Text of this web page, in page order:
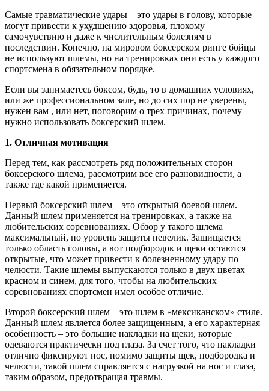
Самые травматические удары – это удары в голову, которые
могут привести к ухудшению здоровья, плохому
самочувствию и даже к числительным болезням в
последствии. Конечно, на мировом боксерском ринге бойцы
не используют шлемы, но на тренировках они есть у каждого
спортсмена в обязательном порядке.
Если вы занимаетесь боксом, будь, то в домашних условиях,
или же профессиональном зале, но до сих пор не уверены,
нужен вам , или нет, поговорим о трех причинах, почему
нужно использовать боксерский шлем.
1. Отличная мотивация
Перед тем, как рассмотреть ряд положительных сторон
боксерского шлема, рассмотрим все его разновидности, а
также где какой применяется.
Первый боксерский шлем – это открытый боевой шлем.
Данный шлем применяется на тренировках, а также на
любительских соревнованиях. Обзор у такого шлема
максимальный, но уровень защиты невелик. Защищается
только область головы, а вот подбородок и щеки остаются
открытые, что может привести к болезненному удару по
челюсти. Такие шлемы выпускаются только в двух цветах –
красном и синем, для того, чтобы на любительских
соревнованиях спортсмен имел особое отличие.
Второй боксерский шлем – это шлем в «мексиканском» стиле.
Данный шлем является более защищенным, а его характерная
особенность – это большие накладки на щеки, которые
одеваются практически под глаза. За счет того, что накладки
отлично фиксируют нос, помимо защиты щек, подбородка и
челюсти, такой шлем справляется с нагрузкой на нос и глаза,
таким образом, предотвращая травмы.